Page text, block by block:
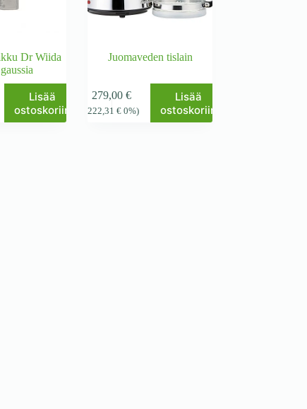
Dr Wiida
Lisää
ostoskoriin
Juomaveden tislain
279,00€
222,31 €0%)
Lisää
ostoskoriin